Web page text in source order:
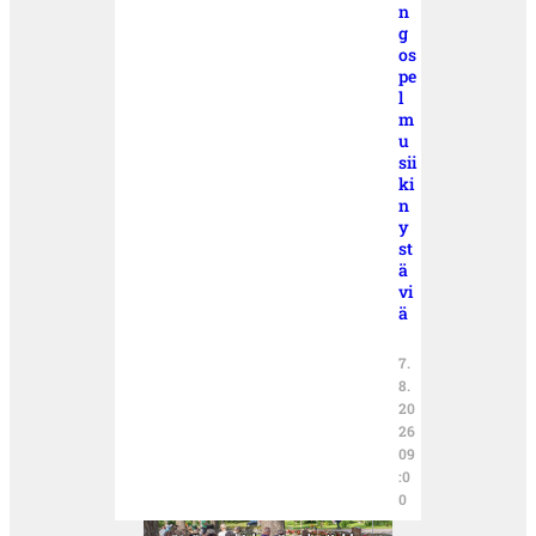
n
g
os
pe
l
m
u
sii
ki
n
y
st
ä
vi
ä
7.
8.
20
26
09
:0
0